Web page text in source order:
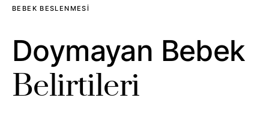
BEBEK BESLENMESI
Doymayan Bebek
Belirtileri